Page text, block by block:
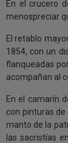
En el crucero
menospreciar
El retablo
1854, con un
flanqueadas
acompañan al
En el camarín
con pinturas de
manto de la
las sacristías